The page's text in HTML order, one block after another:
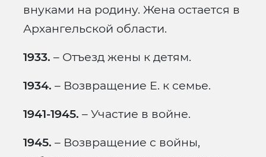
внуками на родину. Жена остается в
Архангельской области.
1933. – Отъезд жены к детям.
1934. – Возвращение Е. к семье.
1941-1945. – Участие в войне.
1945. – Возвращение с войны,